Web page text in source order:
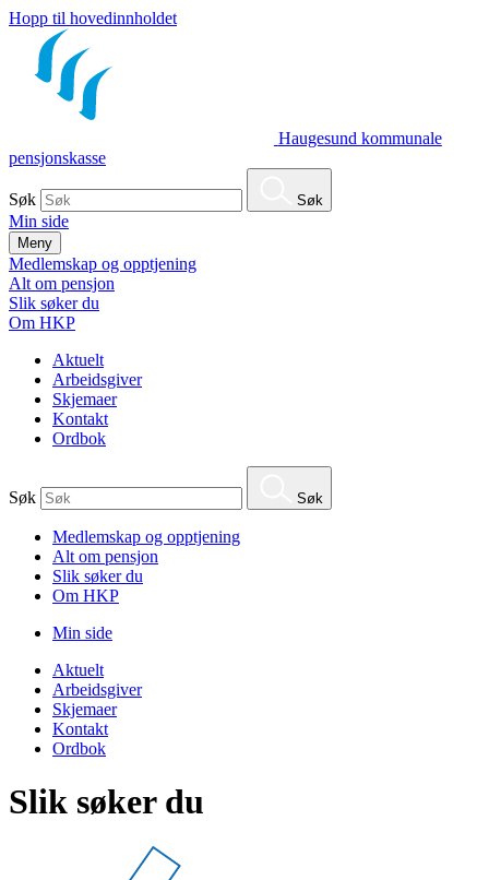
Hopp til hovedinnholdet
Haugesund kommunale
pensjonskasse
Søk Søk
Min side
Meny
Medlemskap og opptjening
Alt om pensjon
Slik søker du
Om HKP
Aktuelt
Arbeidsgiver
Skjemaer
Kontakt
Ordbok
Søk Søk
Medlemskap og opptjening
Alt om pensjon
Slik søker du
Om HKP
Min side
Aktuelt
Arbeidsgiver
Skjemaer
Kontakt
Ordbok
Slik søker du